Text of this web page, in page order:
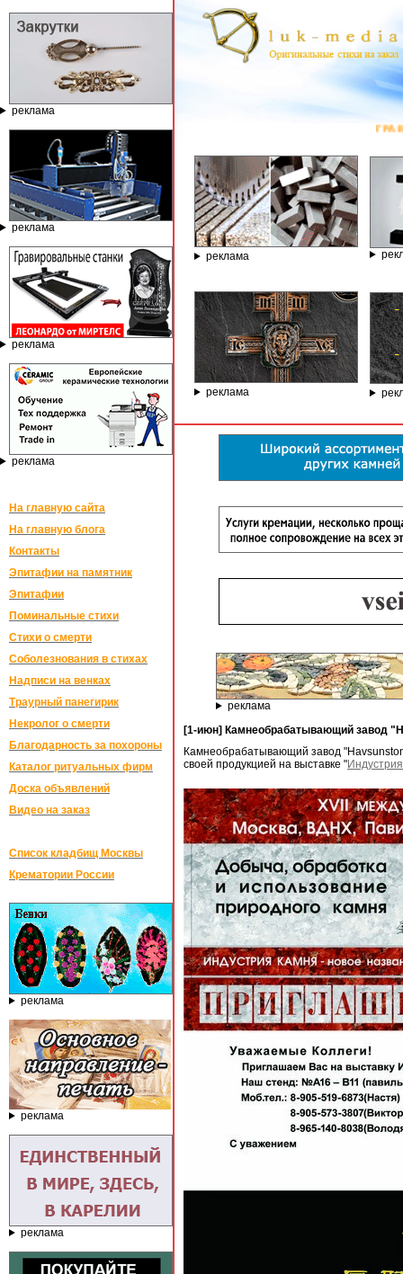
реклама
реклама
реклама
реклама
На главную сайта
На главную блога
Контакты
Эпитафии на памятник
Эпитафии
Поминальные стихи
Стихи о смерти
Соболезнования в стихах
Надписи на венках
Траурный панегирик
Некролог о смерти
Благодарность за похороны
Каталог ритуальных фирм
Доска объявлений
Видео на заказ
Список кладбищ Москвы
Крематории России
реклама
реклама
реклама
реклама
реклама
реклама
[1-июн] Камнеобрабатывающий завод
Камнеобрабатывающий завод
своей продукцией на выставке "